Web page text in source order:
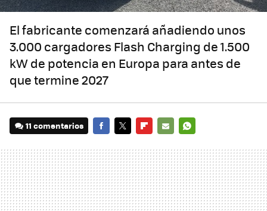
El fabricante comenzará añadiendo unos
3.000 cargadores Flash Charging de 1.500
kW de potencia en Europa para antes de
que termine 2027
11 comentarios
MAIL